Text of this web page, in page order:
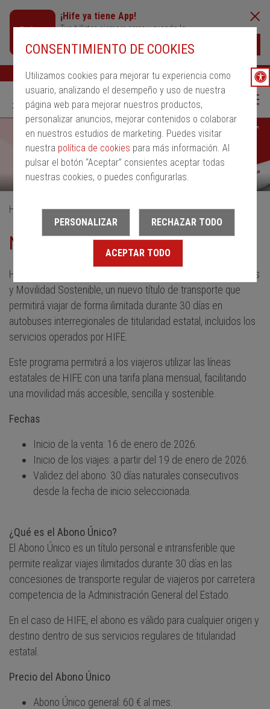
CONSENTIMIENTO DE COOKIES
Utilizamos cookies para mejorar tu experiencia como
usuario, analizando el desempeño y uso de nuestra
página web para mejorar nuestros productos,
personalizar anuncios, mejorar contenidos o colaborar
en nuestros estudios de marketing. Puedes visitar
nuestra política de cookies para más información. Al
pulsar el botón “Aceptar” consientes aceptar todas
nuestras cookies, o puedes configurarlas.
PERSONALIZAR RECHAZAR TODO
ACEPTAR TODO
¡Hife ya tiene App!
Tus billetes siempre cerca y cuando lo
Buscar Ayuda ESP
Home Nuevo Abono Único del MITMA
Nuevo Abono Único del MITMA
HIFE se adhiere al Abono Único del Ministerio de Transportes
y Movilidad Sostenible, un nuevo título de transporte que
permitirá viajar de forma ilimitada durante 30 días en
autobuses interregionales de titularidad estatal, incluidos los
servicios operados por HIFE.
Este programa permitirá a los viajeros utilizar las líneas
estatales de HIFE con una tarifa plana mensual, facilitando
una movilidad más accesible, sencilla y sostenible.
Fechas
Inicio de la venta: 16 de enero de 2026.
Inicio de los viajes: a partir del 19 de enero de 2026.
Validez del abono: 30 días naturales consecutivos
desde la fecha de inicio seleccionada.
¿Qué es el Abono Único?
El Abono Único es un título personal e intransferible que
permite realizar viajes ilimitados durante 30 días en las
concesiones de transporte regular de viajeros por carretera
competencia de la Administración General del Estado.
En el caso de HIFE, el abono es válido para cualquier origen y
destino dentro de sus servicios regulares de titularidad
estatal.
Precio del Abono Único
Abono Único general: 60 € al mes.